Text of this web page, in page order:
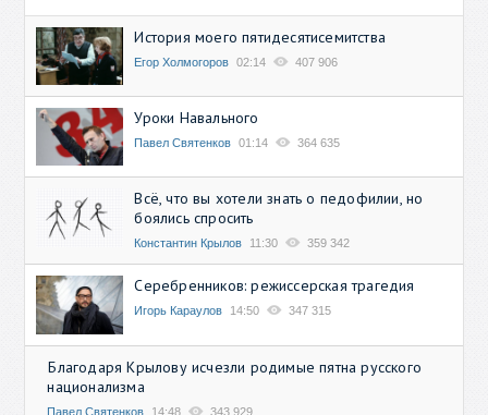
История моего пятидесятисемитства
Егор Холмогоров 02:14 407 906
Уроки Навального
Павел Святенков 01:14 364 635
Всё, что вы хотели знать о педофилии, но
боялись спросить
Константин Крылов 11:30 359 342
Серебренников: режиссерская трагедия
Игорь Караулов 14:50 347 315
Благодаря Крылову исчезли родимые пятна русского
национализма
Павел Святенков 14:48 343 929